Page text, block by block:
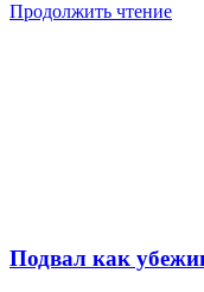
Продолжить чтение
Подвал как